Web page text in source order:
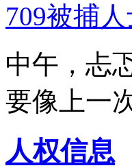
709被捕
中午，忐
要像上一
人权信息